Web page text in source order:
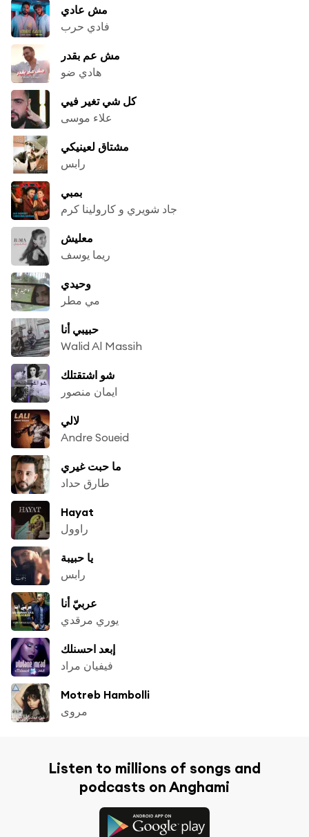
مش عادي
فادي حرب
مش عم بقدر
هادي ضو
كل شي تغير فيي
علاء موسى
مشتاق لعينيكي
رابس
بمبي
جاد شويري و كارولينا كرم
معليش
ريما يوسف
وحيدي
مي مطر
حبيبي أنا
Walid Al Massih
شو اشتقتلك
ايمان منصور
لالي
Andre Soueid
ما حبت غيري
طارق حداد
Hayat
راوول
يا حبيبة
رابس
عربيّ أنا
يوري مرقدي
إبعد احسنلك
فيفيان مراد
Motreb Hambolli
مروى
Listen to millions of songs and
podcasts on Anghami